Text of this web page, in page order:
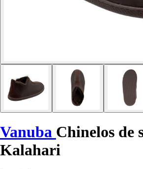
Vanuba Chinelos de
Kalahari